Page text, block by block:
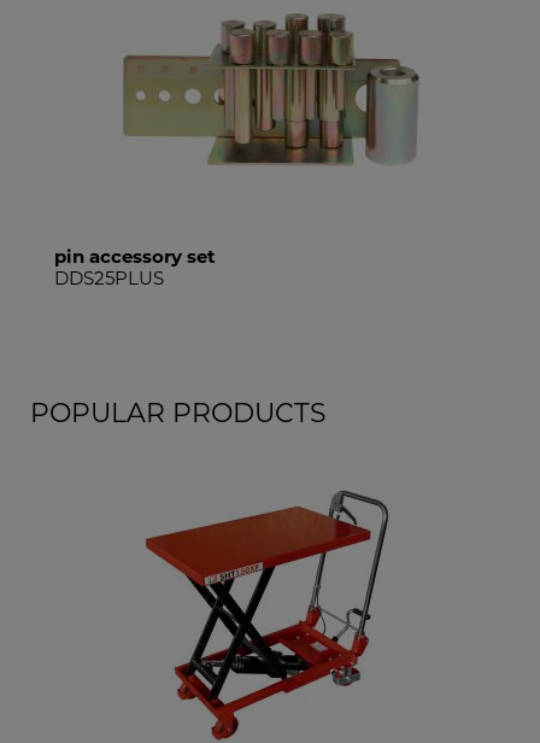
pin accessory set
DDS25PLUS
POPULAR PRODUCTS